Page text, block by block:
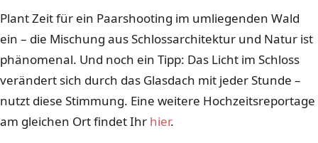
Plant Zeit für ein Paarshooting im umliegenden Wald
ein – die Mischung aus Schlossarchitektur und Natur ist
phänomenal. Und noch ein Tipp: Das Licht im Schloss
verändert sich durch das Glasdach mit jeder Stunde –
nutzt diese Stimmung. Eine weitere Hochzeitsreportage
am gleichen Ort findet Ihr hier.